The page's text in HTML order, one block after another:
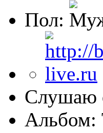
Пол:
Слушаю
Альбом: